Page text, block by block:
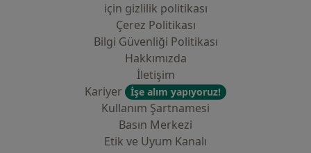
i̇çin gizlilik politikası
Çerez Politikası
Bilgi Güvenliği Politikası
Hakkımızda
İletişim
Kariyer
İşe alım yapıyoruz!
Kullanım Şartnamesi
Basın Merkezi
Etik ve Uyum Kanalı